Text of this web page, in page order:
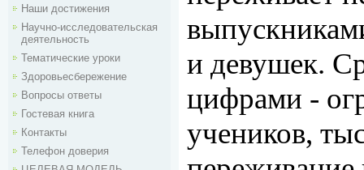
Наши достижения
Научно-исследовательская
деятельность
Тематические уроки
Здоровьесбережение
Вопросы ответы
Гостевая книга
Контакты
Телефон доверия
и девушек.
цифрами -
учеников,